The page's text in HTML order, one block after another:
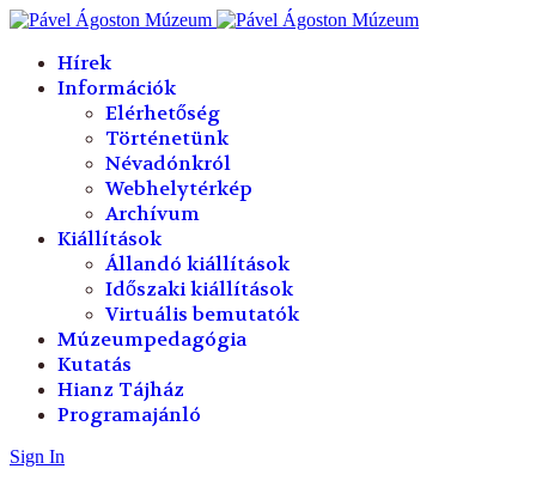
Hírek
Információk
Elérhetőség
Történetünk
Névadónkról
Webhelytérkép
Archívum
Kiállítások
Állandó kiállítások
Időszaki kiállítások
Virtuális bemutatók
Múzeumpedagógia
Kutatás
Hianz Tájház
Programajánló
Sign In
év
hónap
év
hónap